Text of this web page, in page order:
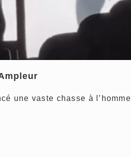
une vaste chasse à l’homme